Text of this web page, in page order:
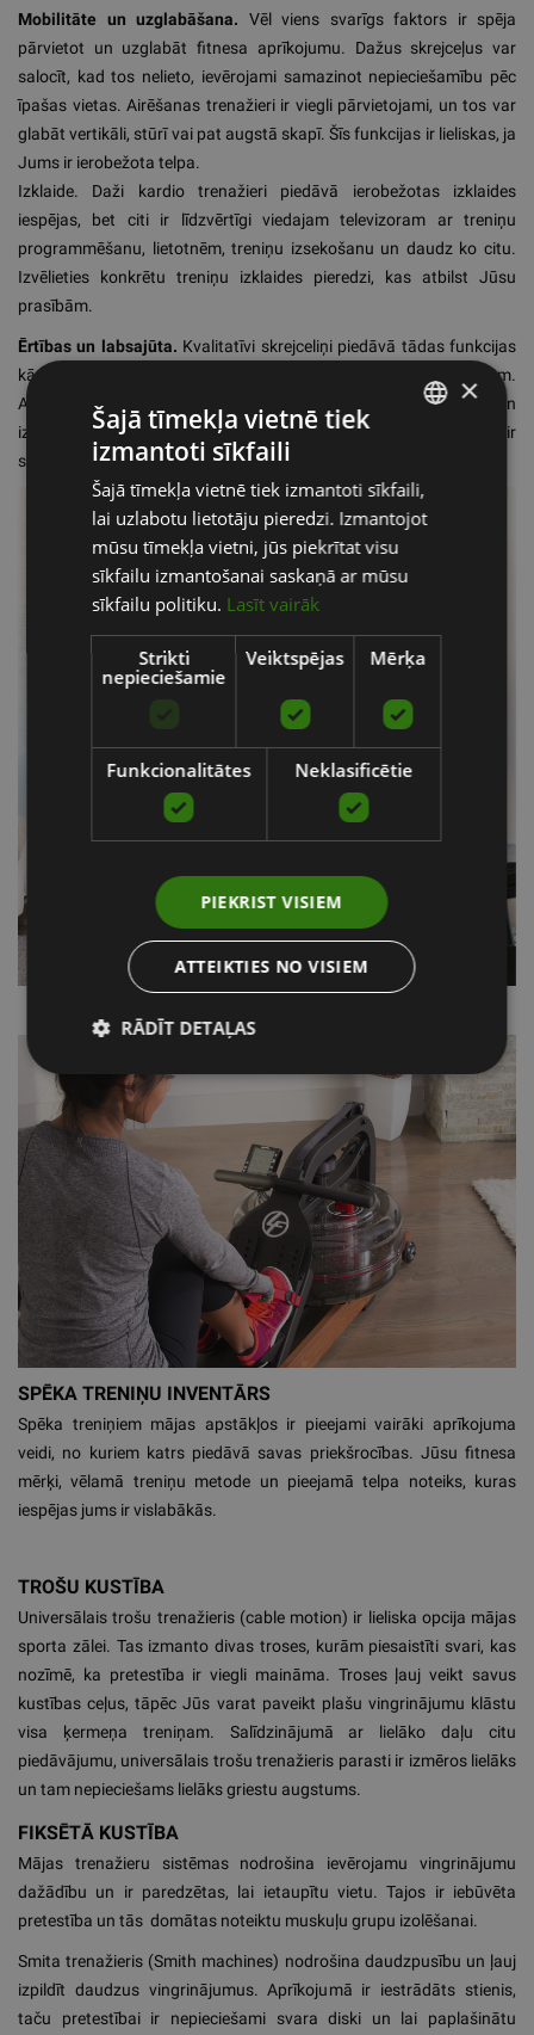
Mobilitāte un uzglabāšana. Vēl viens svarīgs faktors ir spēja
pārvietot un uzglabāt fitnesa aprīkojumu. Dažus skrejceļus var
salocīt, kad tos nelieto, ievērojami samazinot nepieciešamību pēc
īpašas vietas. Airēšanas trenažieri ir viegli pārvietojami, un tos var
glabāt vertikāli, stūrī vai pat augstā skapī. Šīs funkcijas ir lieliskas, ja
Jums ir ierobežota telpa.
Izklaide. Daži kardio trenažieri piedāvā ierobežotas izklaides
iespējas, bet citi ir līdzvērtīgi viedajam televizoram ar treniņu
programmēšanu, lietotnēm, treniņu izsekošanu un daudz ko citu.
Izvēlieties konkrētu treniņu izklaides pieredzi, kas atbilst Jūsu
prasībām.
Ērtības un labsajūta. Kvalitatīvi skrejceliņi piedāvā tādas funkcijas
kā triecienu absorbēšana, lai mazinātu ietekmi uz locītavām.
Automātiskā apstāšanās, sānu platformas uzkāpšanai un
izkāpšanai, roku sliedes un trokšņa slāpēšanas funkcijas ir
svarīgas, ja ar aprīkojumu nodarbojas vairāki lietotāji.
SPĒKA TRENIŅU INVENTĀRS
Spēka treniņiem mājas apstākļos ir pieejami vairāki aprīkojuma
veidi, no kuriem katrs piedāvā savas priekšrocības. Jūsu fitnesa
mērķi, vēlamā treniņu metode un pieejamā telpa noteiks, kuras
iespējas jums ir vislabākās.
TROŠU KUSTĪBA
Universālais trošu trenažieris (cable motion) ir lieliska opcija mājas
sporta zālei. Tas izmanto divas troses, kurām piesaistīti svari, kas
nozīmē, ka pretestība ir viegli maināma. Troses ļauj veikt savus
kustības ceļus, tāpēc Jūs varat paveikt plašu vingrinājumu klāstu
visa ķermeņa treniņam. Salīdzinājumā ar lielāko daļu citu
piedāvājumu, universālais trošu trenažieris parasti ir izmēros lielāks
un tam nepieciešams lielāks griestu augstums.
FIKSĒTĀ KUSTĪBA
Mājas trenažieru sistēmas nodrošina ievērojamu vingrinājumu
dažādību un ir paredzētas, lai ietaupītu vietu. Tajos ir iebūvēta
pretestība un tās domātas noteiktu muskuļu grupu izolēšanai.
Smita trenažieris (Smith machines) nodrošina daudzpusību un ļauj
izpildīt daudzus vingrinājumus. Aprīkojumā ir iestrādāts stienis,
taču pretestībai ir nepieciešami svara diski un lai paplašinātu
ENGLISH
RUSSIAN
×
Šajā tīmekļa vietnē tiek
izmantoti sīkfaili
Šajā tīmekļa vietnē tiek izmantoti sīkfaili,
lai uzlabotu lietotāju pieredzi. Izmantojot
mūsu tīmekļa vietni, jūs piekrītat visu
sīkfailu izmantošanai saskaņā ar mūsu
sīkfailu politiku. Lasīt vairāk
Strikti
nepieciešamie
Veiktspējas Mērķa
Funkcionalitātes Neklasificētie
PIEKRIST VISIEM
ATTEIKTIES NO VISIEM
RĀDĪT DETAĻAS